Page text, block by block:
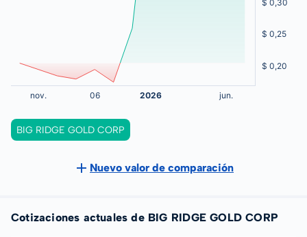
BIG RIDGE GOLD CORP
Nuevo valor de comparación
Cotizaciones actuales de BIG RIDGE GOLD CORP